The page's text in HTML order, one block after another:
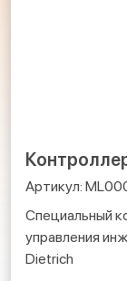
Специальный
управления
Dietrich